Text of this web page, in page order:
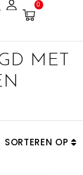
0
MET
SORTEREN OP